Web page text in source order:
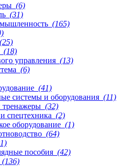
(6)
(31)
(165)
(25)
(18)
управления (13)
(6)
(41)
системы и оборудования (11)
(32)
спецтехника (2)
оборудование (1)
(64)
пособия (42)
(136)